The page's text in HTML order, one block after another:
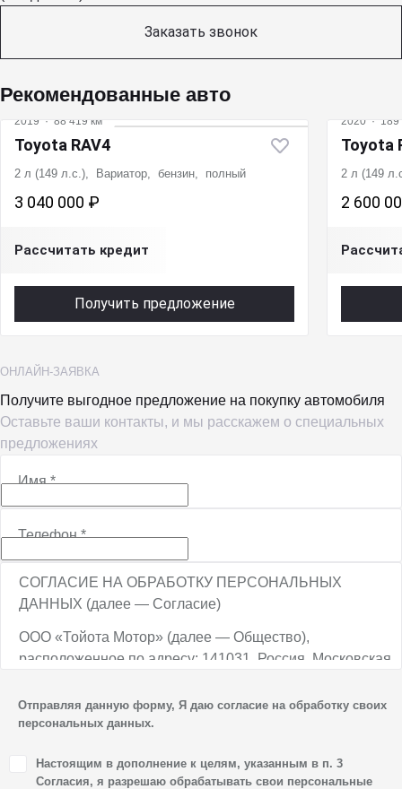
Заказать звонок
Рекомендованные авто
2019 · 88 419 км
Toyota RAV4
2 л (149 л.с.), Вариатор, бензин, полный
3 040 000 ₽
Рассчитать кредит
Получить предложение
2020 ·
Toyota
2 л (149
2 600
ОНЛАЙН-ЗАЯВКА
Получите выгодное предложение на покупку автомобиля
Оставьте ваши контакты, и мы расскажем о специальных
предложениях
Имя*
Телефон*
СОГЛАСИЕ НА ОБРАБОТКУ ПЕРСОНАЛЬНЫХ
ДАННЫХ (далее — Согласие)
ООО «Тойота Мотор» (далее — Общество),
расположенное по адресу: 141031, Россия, Московская
ТПЗ «Алтуфьево», вл. 5, стр. 1, является оператором
персональных данных.
1. Настоящим я даю согласие Обществу на обработку
своих персональных данных, а именно: имени, отчества,
Отправляя данную форму, Я даю согласие на обработку своих
персональных данных.
Настоящим в дополнение к целям, указанным в п. 3
Согласия, я разрешаю обрабатывать свои персональные